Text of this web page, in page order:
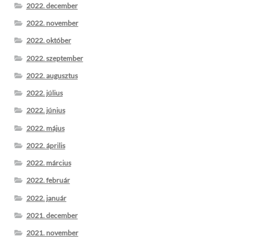
2022. december
2022. november
2022. október
2022. szeptember
2022. augusztus
2022. július
2022. június
2022. május
2022. április
2022. március
2022. február
2022. január
2021. december
2021. november